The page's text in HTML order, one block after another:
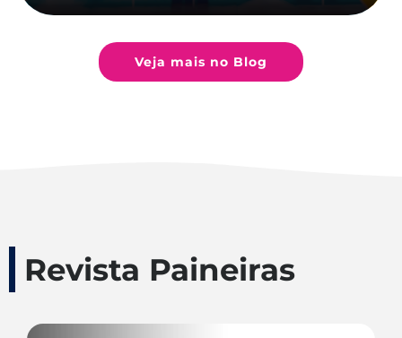
Veja mais no Blog
Revista Paineiras